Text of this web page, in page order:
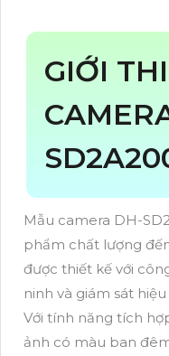
GIỚI
Mẫu camera DH-
phẩm chất lượng
được thiết kế với
ninh và giám sát
Với tính năng tích
ảnh có màu ban